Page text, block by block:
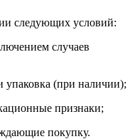
следующих условий:
случаев
упаковка (при наличии);
признаки;
покупку.